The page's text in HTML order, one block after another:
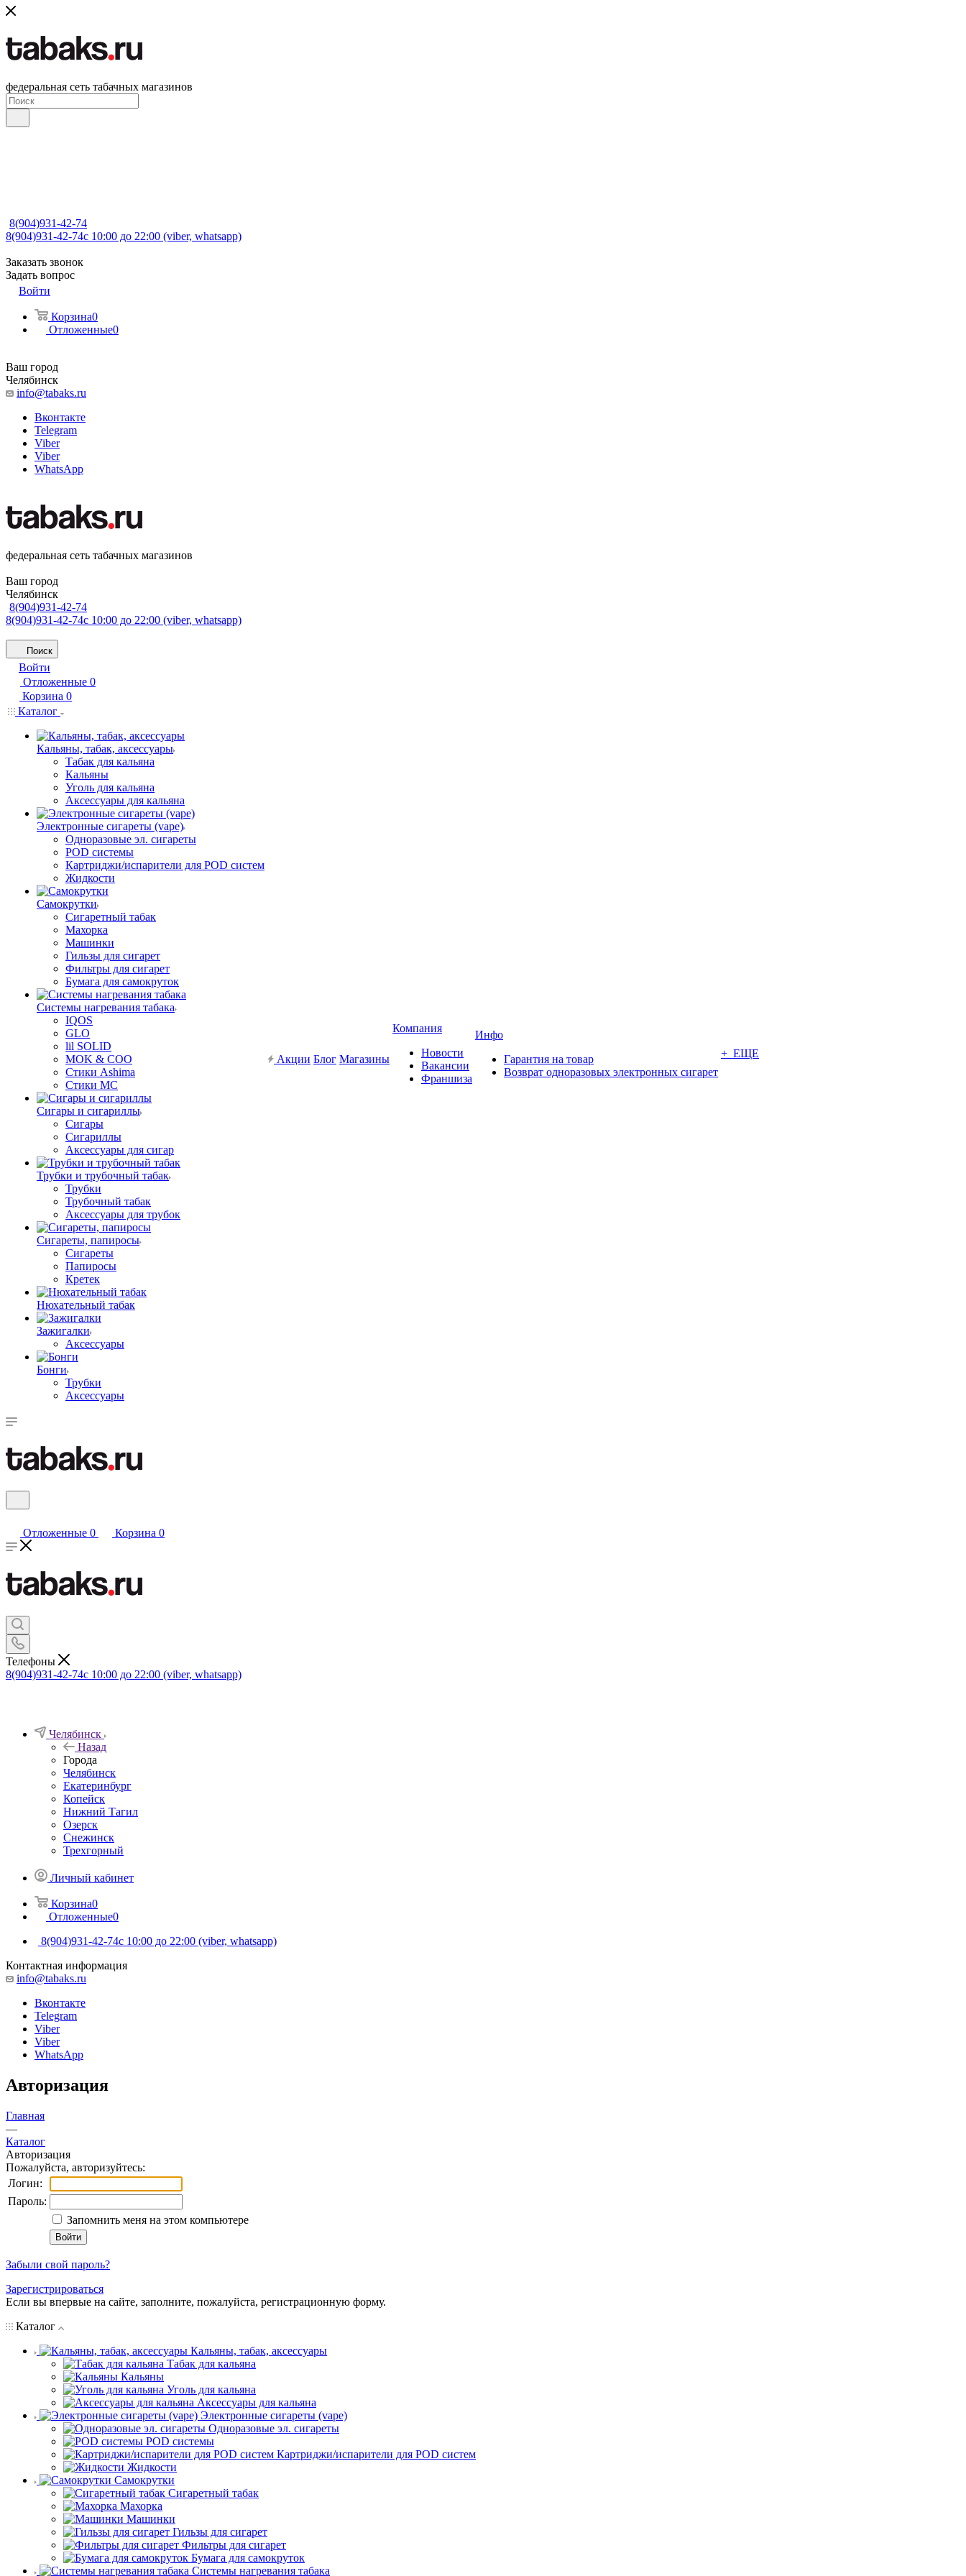
федеральная сеть табачных магазинов
8(904)931-42-74
8(904)931-42-74с 10:00 до 22:00 (viber, whatsapp)
Заказать звонок
Задать вопрос
Войти
Корзина0
Отложенные0
Ваш город
Челябинск
info@tabaks.ru
Вконтакте
Telegram
Viber
Viber
WhatsApp
федеральная сеть табачных магазинов
Ваш город
Челябинск
8(904)931-42-74
8(904)931-42-74с 10:00 до 22:00 (viber, whatsapp)
Поиск
Войти
Отложенные 0
Корзина 0
Каталог
Кальяны, табак, аксессуары
Табак для кальяна
Кальяны
Уголь для кальяна
Аксессуары для кальяна
Электронные сигареты (vape)
Одноразовые эл. сигареты
POD системы
Картриджи/испарители для POD систем
Жидкости
Самокрутки
Сигаретный табак
Махорка
Машинки
Гильзы для сигарет
Фильтры для сигарет
Бумага для самокруток
Системы нагревания табака
IQOS
GLO
lil SOLID
MOK & COO
Стики Ashima
Стики MC
Сигары и сигариллы
Сигары
Сигариллы
Аксессуары для сигар
Трубки и трубочный табак
Трубки
Трубочный табак
Аксессуары для трубок
Сигареты, папиросы
Сигареты
Папиросы
Кретек
Нюхательный табак
Зажигалки
Аксессуары
Бонги
Трубки
Аксессуары
Акции Блог Магазины
Компания
Новости
Вакансии
Франшиза
Инфо
Гарантия на товар
Возврат одноразовых электронных сигарет
+ ЕЩЕ
Отложенные 0 Корзина 0
Телефоны
8(904)931-42-74с 10:00 до 22:00 (viber, whatsapp)
Челябинск
Назад
Города
Челябинск
Екатеринбург
Копейск
Нижний Тагил
Озерск
Снежинск
Трехгорный
Личный кабинет
Корзина0
Отложенные0
8(904)931-42-74с 10:00 до 22:00 (viber, whatsapp)
Контактная информация
info@tabaks.ru
Вконтакте
Telegram
Viber
Viber
WhatsApp
Авторизация
Главная
—
Каталог
Авторизация
Пожалуйста, авторизуйтесь:
Логин:
Пароль:
Запомнить меня на этом компьютере
Забыли свой пароль?
Зарегистрироваться
Если вы впервые на сайте, заполните, пожалуйста, регистрационную форму.
Каталог
Кальяны, табак, аксессуары
Табак для кальяна
Кальяны
Уголь для кальяна
Аксессуары для кальяна
Электронные сигареты (vape)
Одноразовые эл. сигареты
POD системы
Картриджи/испарители для POD систем
Жидкости
Самокрутки
Сигаретный табак
Махорка
Машинки
Гильзы для сигарет
Фильтры для сигарет
Бумага для самокруток
Системы нагревания табака